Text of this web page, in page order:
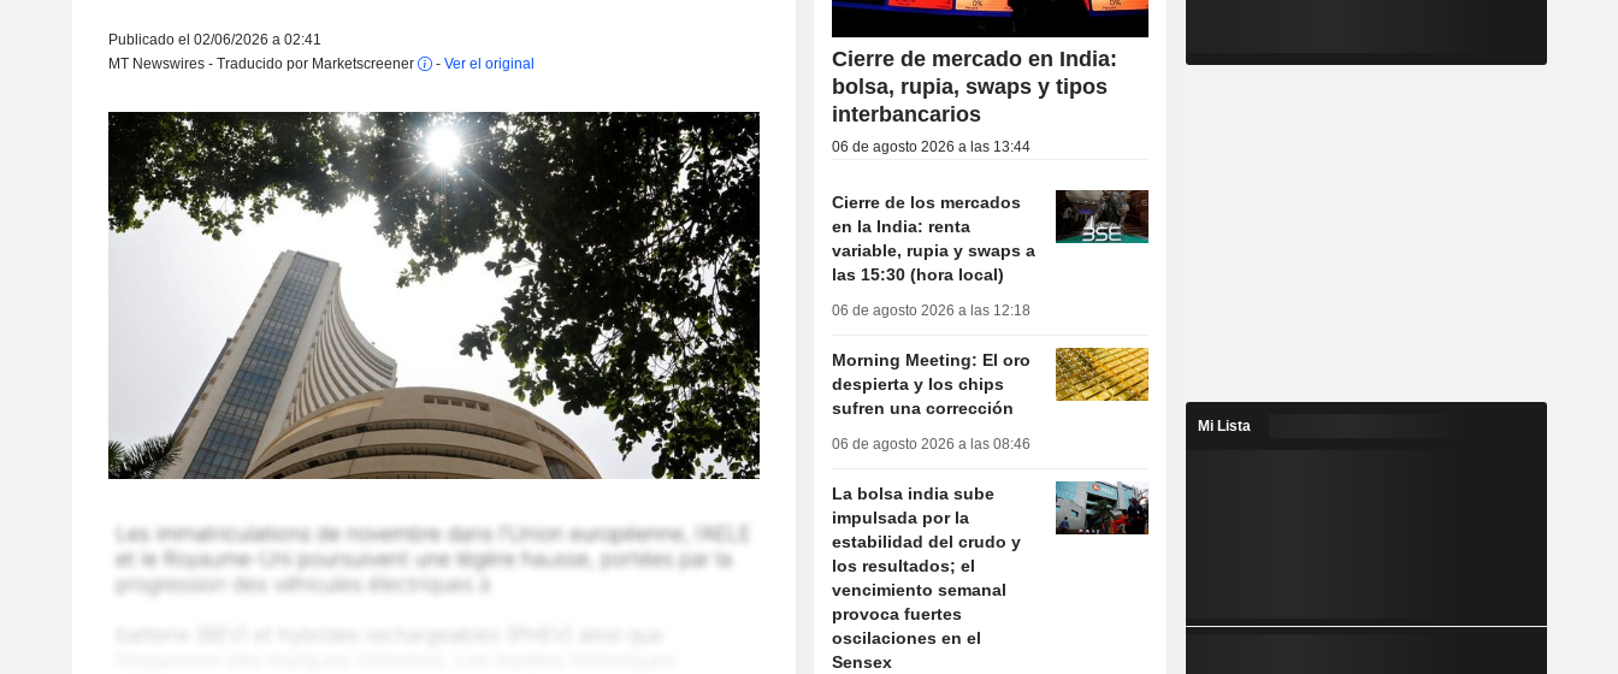
Publicado el 02/06/2026 a 02:41
MT Newswires - Traducido por Marketscreener
- Ver el original
Cierre de mercado en India:
bolsa, rupia, swaps y tipos
interbancarios
06 de agosto 2026 a las 13:44
Cierre de los mercados
en la India: renta
variable, rupia y swaps a
las 15:30 (hora local)
06 de agosto 2026 a las 12:18
Morning Meeting: El oro
despierta y los chips
sufren una corrección
06 de agosto 2026 a las 08:46
La bolsa india sube
impulsada por la
estabilidad del crudo y
los resultados; el
vencimiento semanal
provoca fuertes
oscilaciones en el
Sensex
Mi Lista